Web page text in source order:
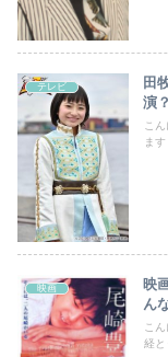
テレビ
田
演
こ
ま
映画
映
ん
こ
経と